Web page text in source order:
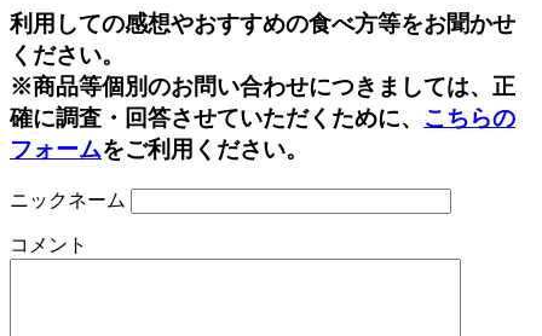
利用しての感想やおすすめの食べ方等をお聞かせ
ください。
※商品等個別のお問い合わせにつきましては、正
確に調査・回答させていただくために、 こちらの
フォームをご利用ください。
ニックネーム
コメント